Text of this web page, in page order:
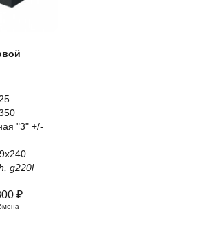
"3" +/-
g220l
₽